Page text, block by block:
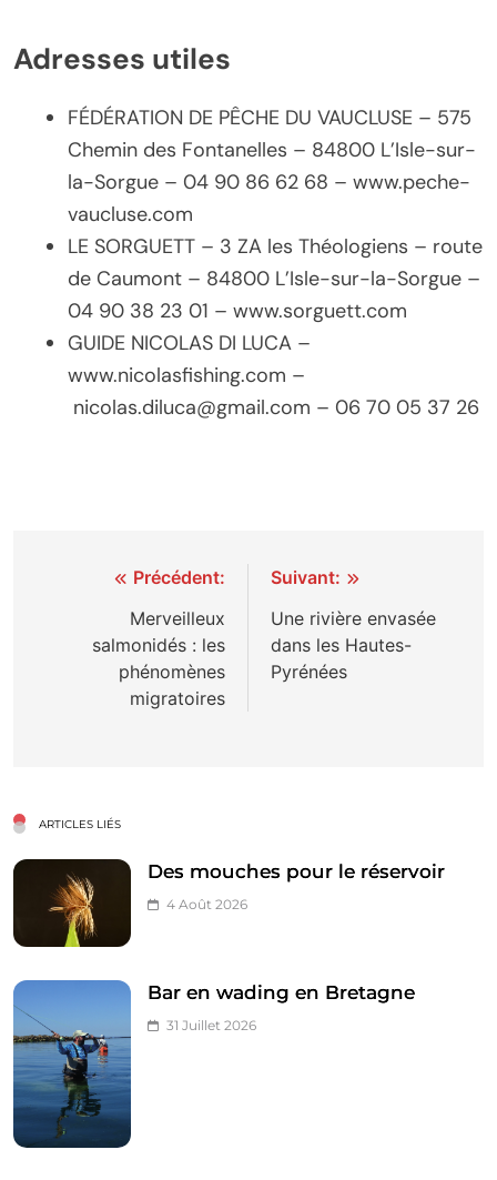
Adresses utiles
FÉDÉRATION DE PÊCHE DU VAUCLUSE – 575
Chemin des Fontanelles – 84800 L’Isle-sur-
la-Sorgue – 04 90 86 62 68 – www.peche-
vaucluse.com
LE SORGUETT – 3 ZA les Théologiens – route
de Caumont – 84800 L’Isle-sur-la-Sorgue –
04 90 38 23 01 – www.sorguett.com
GUIDE NICOLAS DI LUCA –
www.nicolasfishing.com –
nicolas.diluca@gmail.com – 06 70 05 37 26
Navigation
l’article
Précédent:
Merveilleux
salmonidés : les
phénomènes
migratoires
Suivant:
Une rivière envasée
dans les Hautes-
Pyrénées
ARTICLES LIÉS
Des mouches pour le réservoir
4 Août 2026
Bar en wading en Bretagne
31 Juillet 2026